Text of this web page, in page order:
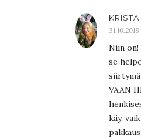
KRISTA
Niin on!
se
VAAN
käy,